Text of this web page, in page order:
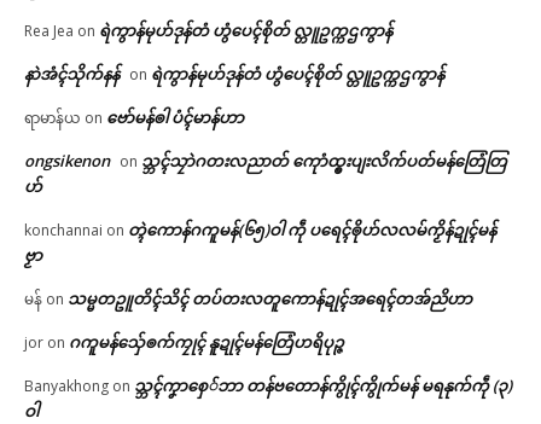
Rea Jea on ရဲကွာန်မုဟ်ဒုန်တံ ဟွံပေၚ်စိုတ် လ္တူဥက္ကဌကွာန်
နာဲအံၚ်သိုက်နန် on ရဲကွာန်မုဟ်ဒုန်တံ ဟွံပေၚ်စိုတ် လ္တူဥက္ကဌကွာန်
ရာမာန်ယ on ဗော်မန်ၜါ ပံၚ်မာန်ဟာ
ongsikenon on သ္ဘၚ်သၠာဲဂတးလညာတ် ကေုာံထ္ၜးပျးလိက်ပတ်မန်တြေံတြ
ဟ်
konchannai on တ္ၚဲကောန်ဂကူမန်(၆၅)ဝါ ကဵု ပရေၚ်ၜိုဟ်လလမ်ကၟိန်ဍုၚ်မန်
ဗၟာ
မန် on သမ္မတဥူတိၚ်သိၚ် တပ်တးလတူကောန်ဍုၚ်အရေၚ်တအ်ညိဟာ
jor on ဂကူမန်​သှ်ေၜက်ကၠုၚ် နူဍုၚ်မန်တြေံဟရိပုဉ္ဇ
Banyakhong on သ္ဘၚ်ကၞာစှေ်ဘာ တန်ဗတောန်ကွိုၚ်ကွိုက်မန် မရနုက်ကဵု (၃)
ဝါ